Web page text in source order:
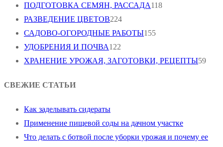
ПОДГОТОВКА СЕМЯН, РАССАДА118
РАЗВЕДЕНИЕ ЦВЕТОВ224
САДОВО-ОГОРОДНЫЕ РАБОТЫ155
УДОБРЕНИЯ И ПОЧВА122
ХРАНЕНИЕ УРОЖАЯ, ЗАГОТОВКИ, РЕЦЕПТЫ59
СВЕЖИЕ СТАТЬИ
Как заделывать сидераты
Применение пищевой соды на дачном участке
Что делать с ботвой после уборки урожая и почему ее